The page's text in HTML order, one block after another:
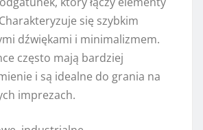
się szybkim
dźwiękami i minimalizmem.
często mają bardziej
i są idealne do grania na
imprezach.